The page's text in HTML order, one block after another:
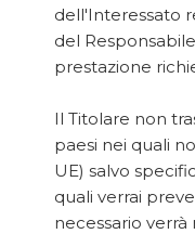
dell'Interessato
del
prestazione
Il Titolare non
paesi nei quali
UE) salvo
quali verrai
necessario verrà